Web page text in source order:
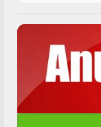
Domingo
10 de agosto
Segunda-Feira
11 de agosto